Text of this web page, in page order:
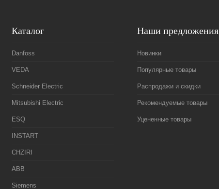
Каталог
Danfoss
VEDA
Schneider Electric
Mitsubishi Electric
ESQ
INSTART
CHZIRI
ABB
Siemens
Наши предложения
Новинки
Популярные товары
Распродажи и скидки
Рекомендуемые товары
Уцененные товары